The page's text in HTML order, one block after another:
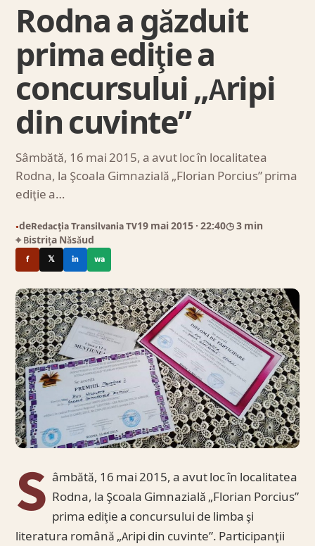
Rodna a găzduit
prima ediţie a
concursului „Aripi
din cuvinte”
Sâmbătă, 16 mai 2015, a avut loc în localitatea
Rodna, la Şcoala Gimnazială „Florian Porcius” prima
ediţie a…
●deRedacția Transilvania TV19 mai 2015 · 22:40◷ 3 min
⌖ Bistrița Năsăud
f 𝕏 in wa
S âmbătă, 16 mai 2015, a avut loc în localitatea
Rodna, la Şcoala Gimnazială „Florian Porcius”
prima ediţie a concursului de limba şi
literatura română „Aripi din cuvinte”. Participanţii